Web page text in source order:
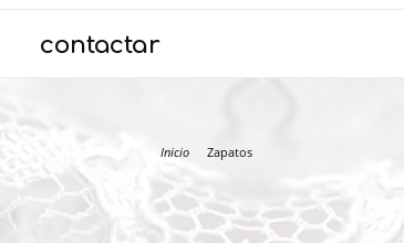
contactar
Inicio Zapatos